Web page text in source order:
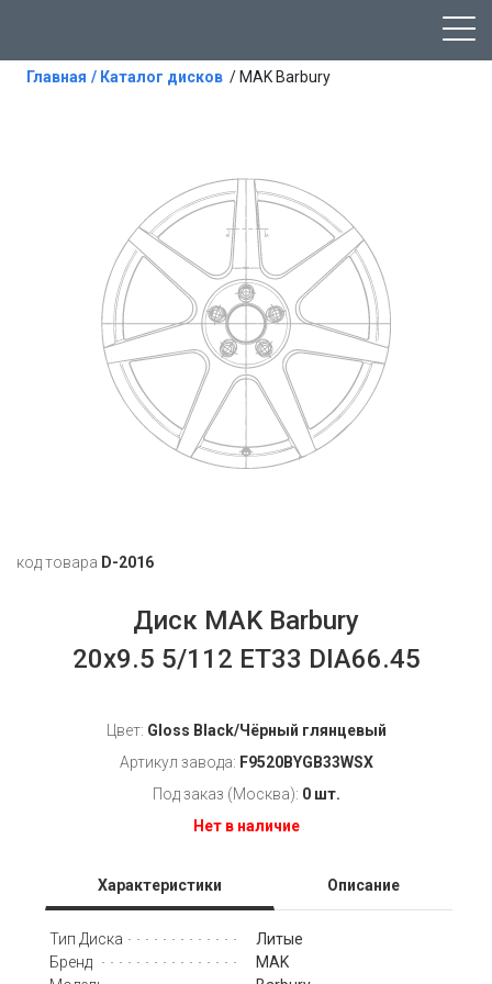
Главная / Каталог дисков / MAK Barbury
код товара D-2016
Диск MAK Barbury
20x9.5 5/112 ET33 DIA66.45
Цвет: Gloss Black/Чёрный глянцевый
Артикул завода: F9520BYGB33WSX
Под заказ (Москва): 0 шт.
Нет в наличие
Характеристики Описание
Тип Диска
Литые
Бренд
MAK